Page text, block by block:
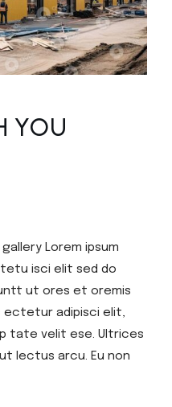
YOU
Lorem ipsum
isci elit sed do
ut ores et oremis
ectetur adipisci elit,
tate velit ese. Ultrices
lectus arcu. Eu non